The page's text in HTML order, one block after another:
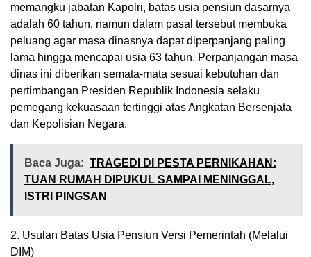
memangku jabatan Kapolri, batas usia pensiun dasarnya
adalah 60 tahun, namun dalam pasal tersebut membuka
peluang agar masa dinasnya dapat diperpanjang paling
lama hingga mencapai usia 63 tahun. Perpanjangan masa
dinas ini diberikan semata-mata sesuai kebutuhan dan
pertimbangan Presiden Republik Indonesia selaku
pemegang kekuasaan tertinggi atas Angkatan Bersenjata
dan Kepolisian Negara.
Baca Juga: TRAGEDI DI PESTA PERNIKAHAN:
TUAN RUMAH DIPUKUL SAMPAI MENINGGAL,
ISTRI PINGSAN
2. Usulan Batas Usia Pensiun Versi Pemerintah (Melalui
DIM)